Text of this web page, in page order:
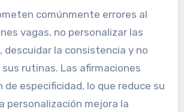
comúnmente errores al
vagas, no personalizar las
descuidar la consistencia y no
rutinas. Las afirmaciones
de especificidad, lo que reduce su
personalización mejora la